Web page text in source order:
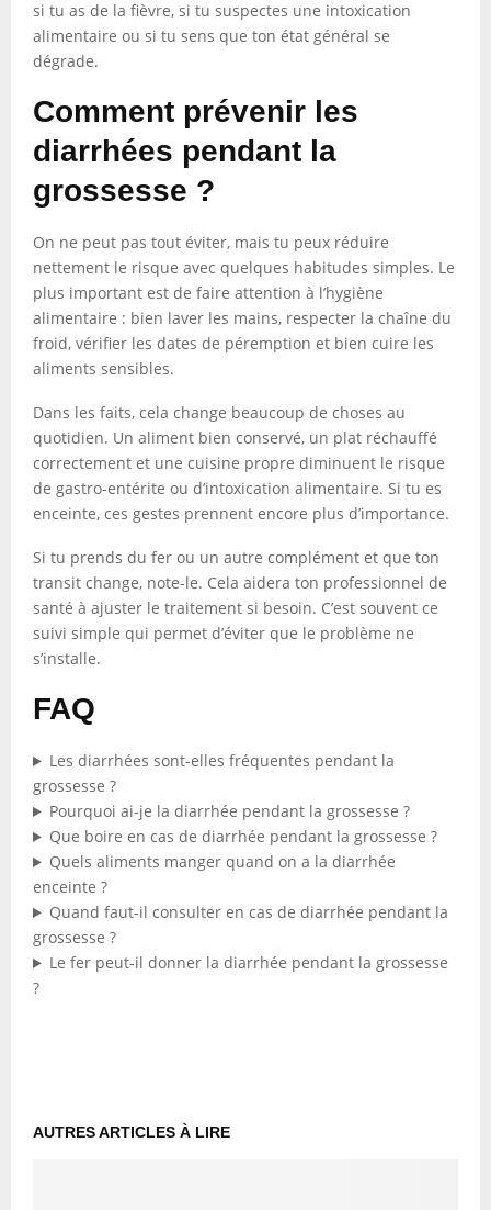
si tu as de la fièvre, si tu suspectes une intoxication
alimentaire ou si tu sens que ton état général se
dégrade.
Comment prévenir les
diarrhées pendant la
grossesse ?
On ne peut pas tout éviter, mais tu peux réduire
nettement le risque avec quelques habitudes simples. Le
plus important est de faire attention à l’hygiène
alimentaire : bien laver les mains, respecter la chaîne du
froid, vérifier les dates de péremption et bien cuire les
aliments sensibles.
Dans les faits, cela change beaucoup de choses au
quotidien. Un aliment bien conservé, un plat réchauffé
correctement et une cuisine propre diminuent le risque
de gastro-entérite ou d’intoxication alimentaire. Si tu es
enceinte, ces gestes prennent encore plus d’importance.
Si tu prends du fer ou un autre complément et que ton
transit change, note-le. Cela aidera ton professionnel de
santé à ajuster le traitement si besoin. C’est souvent ce
suivi simple qui permet d’éviter que le problème ne
s’installe.
FAQ
Les diarrhées sont-elles fréquentes pendant la
grossesse ?
Pourquoi ai-je la diarrhée pendant la grossesse ?
Que boire en cas de diarrhée pendant la grossesse ?
Quels aliments manger quand on a la diarrhée
enceinte ?
Quand faut-il consulter en cas de diarrhée pendant la
grossesse ?
Le fer peut-il donner la diarrhée pendant la grossesse
?
AUTRES ARTICLES À LIRE